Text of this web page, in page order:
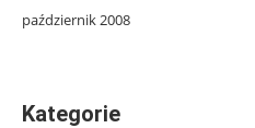
październik 2008
Kategorie